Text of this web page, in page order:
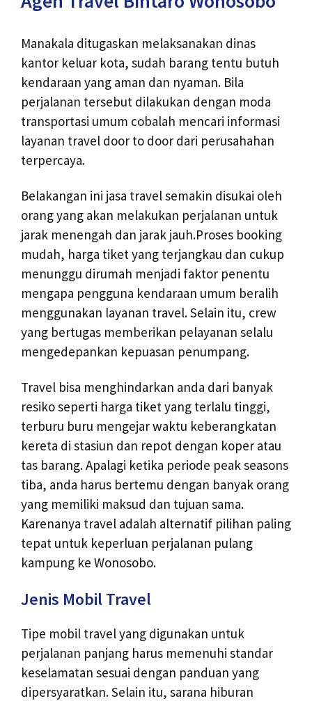
Manakala ditugaskan melaksanakan dinas
kantor keluar kota, sudah barang tentu butuh
kendaraan yang aman dan nyaman. Bila
perjalanan tersebut dilakukan dengan moda
transportasi umum cobalah mencari informasi
layanan travel door to door dari perusahahan
terpercaya.
Belakangan ini jasa travel semakin disukai oleh
orang yang akan melakukan perjalanan untuk
jarak menengah dan jarak jauh.Proses booking
mudah, harga tiket yang terjangkau dan cukup
menunggu dirumah menjadi faktor penentu
mengapa pengguna kendaraan umum beralih
menggunakan layanan travel. Selain itu, crew
yang bertugas memberikan pelayanan selalu
mengedepankan kepuasan penumpang.
Travel bisa menghindarkan anda dari banyak
resiko seperti harga tiket yang terlalu tinggi,
terburu buru mengejar waktu keberangkatan
kereta di stasiun dan repot dengan koper atau
tas barang. Apalagi ketika periode peak seasons
tiba, anda harus bertemu dengan banyak orang
yang memiliki maksud dan tujuan sama.
Karenanya travel adalah alternatif pilihan paling
tepat untuk keperluan perjalanan pulang
kampung ke Wonosobo.
Jenis Mobil Travel
Tipe mobil travel yang digunakan untuk
perjalanan panjang harus memenuhi standar
keselamatan sesuai dengan panduan yang
dipersyaratkan. Selain itu, sarana hiburan